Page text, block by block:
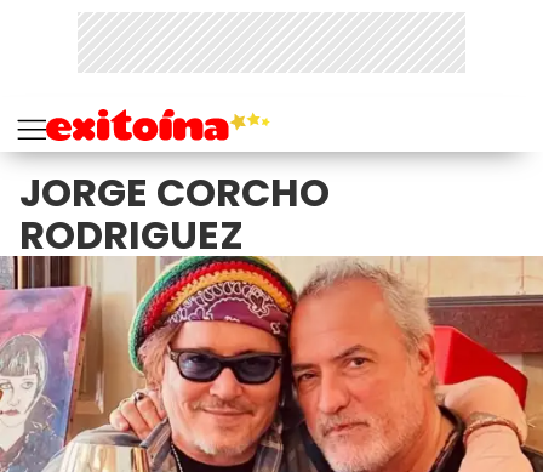
JORGE CORCHO
RODRIGUEZ